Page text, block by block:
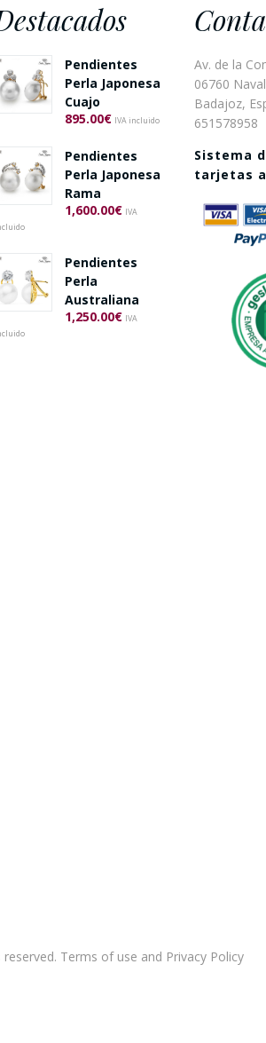
Pendientes
Perla Japonesa
Cuajo
895.00€ IVA incluido
Pendientes
Perla Japonesa
Rama
1,600.00€ IVA
Pendientes
Perla
Australiana
1,250.00€ IVA
Av. de la
06760
Badajoz,
651578958
Sistema
tarjetas
reserved. Terms of use and Privacy Policy